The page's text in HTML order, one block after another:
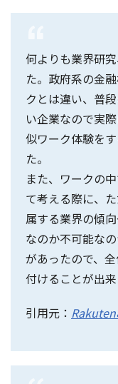
何よりも業界研
た。政府系の金
クとは違い、普
い企業なので実
似ワーク体験を
た。
また、ワークの
て考える際に、
属する業界の傾
なのか不可能な
があったので、
付けることが出来
引用元：